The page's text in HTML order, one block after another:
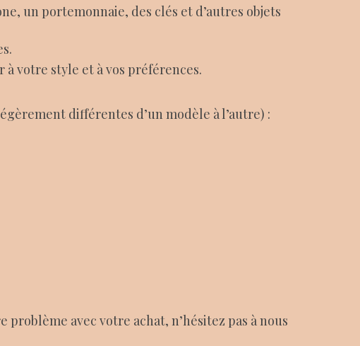
un portemonnaie, des clés et d’autres objets
votre style et à vos préférences.
différentes d’un modèle à l’autre) :
avec votre achat, n’hésitez pas à nous